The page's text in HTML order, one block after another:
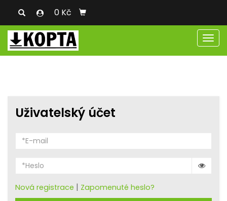
0 Kč
Uživatelský účet
Nová registrace | Zapomenuté heslo?